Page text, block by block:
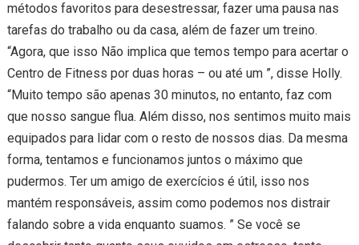
métodos favoritos para desestressar, fazer uma pausa nas
tarefas do trabalho ou da casa, além de fazer um treino.
“Agora, que isso Não implica que temos tempo para acertar o
Centro de Fitness por duas horas – ou até um ”, disse Holly.
“Muito tempo são apenas 30 minutos, no entanto, faz com
que nosso sangue flua. Além disso, nos sentimos muito mais
equipados para lidar com o resto de nossos dias. Da mesma
forma, tentamos e funcionamos juntos o máximo que
pudermos. Ter um amigo de exercícios é útil, isso nos
mantém responsáveis, assim como podemos nos distrair
falando sobre a vida enquanto suamos. ” Se você se